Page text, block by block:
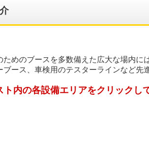
ためのブースを多数備えた広大な場内に
ブース、車検用のテスターラインなど先
ト内の各設備エリアをクリックし